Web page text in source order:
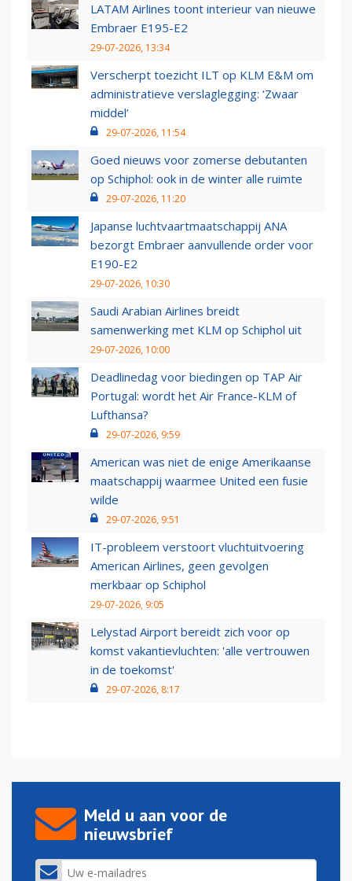
LATAM Airlines toont interieur van nieuwe
Embraer E195-E2
29-07-2026, 13:34
Verscherpt toezicht ILT op KLM E&M om
administratieve verslaglegging: ‘Zwaar
middel’
29-07-2026, 11:54
Goed nieuws voor zomerse debutanten
op Schiphol: ook in de winter alle ruimte
29-07-2026, 11:20
Japanse luchtvaartmaatschappij ANA
bezorgt Embraer aanvullende order voor
E190-E2
29-07-2026, 10:30
Saudi Arabian Airlines breidt
samenwerking met KLM op Schiphol uit
29-07-2026, 10:00
Deadlinedag voor biedingen op TAP Air
Portugal: wordt het Air France-KLM of
Lufthansa?
29-07-2026, 9:59
American was niet de enige Amerikaanse
maatschappij waarmee United een fusie
wilde
29-07-2026, 9:51
IT-probleem verstoort vluchtuitvoering
American Airlines, geen gevolgen
merkbaar op Schiphol
29-07-2026, 9:05
Lelystad Airport bereidt zich voor op
komst vakantievluchten: 'alle vertrouwen
in de toekomst'
29-07-2026, 8:17
Meld u aan voor de
nieuwsbrief